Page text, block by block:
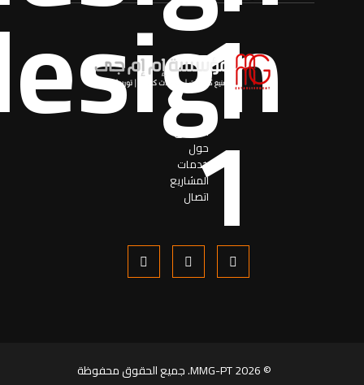
اساسی
حول
خدمات
المشاریع
اتصال
© 2026 MMG-PT. جميع الحقوق محفوظة